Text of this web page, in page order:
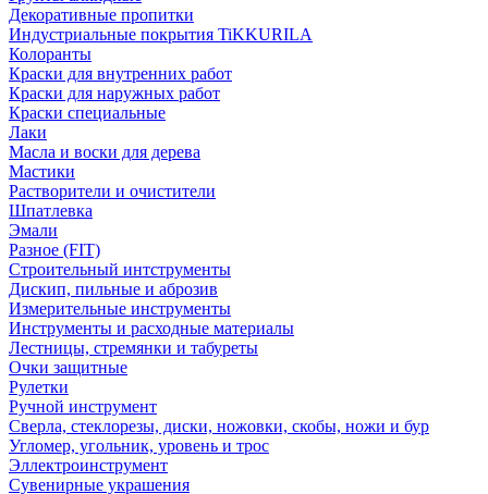
Декоративные пропитки
Индустриальные покрытия TiKKURILA
Колоранты
Краски для внутренних работ
Краски для наружных работ
Краски специальные
Лаки
Масла и воски для дерева
Мастики
Растворители и очистители
Шпатлевка
Эмали
Разное (FIT)
Строительный интструменты
Дискип, пильные и аброзив
Измерительные инструменты
Инструменты и расходные материалы
Лестницы, стремянки и табуреты
Очки защитные
Рулетки
Ручной инструмент
Сверла, стеклорезы, диски, ножовки, скобы, ножи и бур
Угломер, угольник, уровень и трос
Эллектроинструмент
Сувенирные украшения